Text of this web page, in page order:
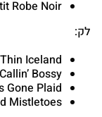
Robe Noir
לק:
Iceland
Bossy
Gone Plaid
Mistletoes